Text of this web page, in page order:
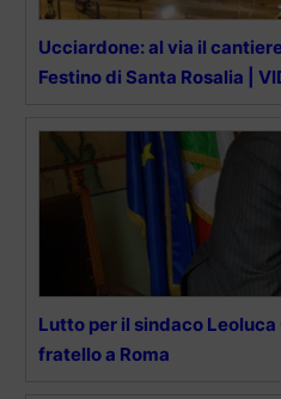
Ucciardone: al via il
Festino di Santa Rosalia |
Lutto per il sindaco
fratello a Roma